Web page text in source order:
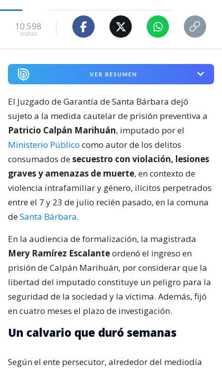
10.598
visitas
VER RESUMEN
El Juzgado de Garantía de Santa Bárbara dejó
sujeto a la medida cautelar de prisión preventiva a
Patricio Calpán Marihuán, imputado por el
Ministerio Público como autor de los delitos
consumados desecuestro con violación, lesiones
graves y amenazas de muerte, en contexto de
violencia intrafamiliar y género, ilícitos perpetrados
entre el 7 y 23 de julio recién pasado, en la comuna
deSanta Bárbara.
En la audiencia de formalización, la magistrada
Mery Ramírez Escalanteordenó el ingreso en
prisión de Calpán Marihuán, por considerar que la
libertad del imputado constituye un peligro para la
seguridad de la sociedad y la víctima. Además, fijó
en cuatro meses el plazo de investigación.
Un calvario que duró semanas
Según el ente persecutor, alrededor del mediodía